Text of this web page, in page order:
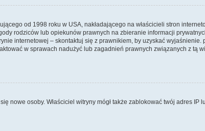
od 1998 roku w USA, nakładającego na właścicieli stron
rodziców lub opiekunów prawnych na zbieranie informacji
internetowej – skontaktuj się z prawnikiem, by uzyskać wyjaśnienie.
w sprawach nadużyć lub zagadnień prawnych związanych z tą
nowe osoby. Właściciel witryny mógł także zablokować twój adres